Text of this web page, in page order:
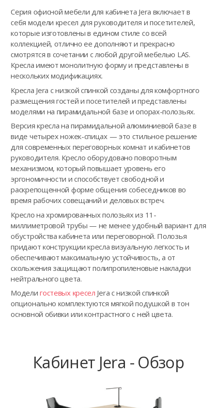
Серия офисной мебели для кабинета Jera включает в
себя модели кресел для руководителя и посетителей,
которые изготовлены в едином стиле со всей
коллекцией, отлично ее дополняют и прекрасно
смотрятся в сочетании с любой другой мебелью LAS.
Кресла имеют монолитную форму и представлены в
нескольких модификациях.
Кресла Jera с низкой спинкой созданы для комфортного
размещения гостей и посетителей и представлены
моделями на пирамидальной базе и опорах-полозьях.
Версия кресла на пирамидальной алюминиевой базе в
виде четырех ножек-спицах — это стильное решение
для современных переговорных комнат и кабинетов
руководителя. Кресло оборудовано поворотным
механизмом, который повышает уровень его
эргономичности и способствует свободной и
раскрепощенной форме общения собеседников во
время рабочих совещаний и деловых встреч.
Кресло на хромированных полозьях из 11-
миллиметровой трубы — не менее удобный вариант для
обустройства кабинета или переговорной. Полозья
придают конструкции кресла визуальную легкость и
обеспечивают максимальную устойчивость, а от
скольжения защищают полипропиленовые накладки
нейтрального цвета.
Моделигостевых кресел Jera с низкой спинкой
опционально комплектуются мягкой подушкой в тон
основной обивки или контрастного с ней цвета.
Кабинет Jera - Обзор